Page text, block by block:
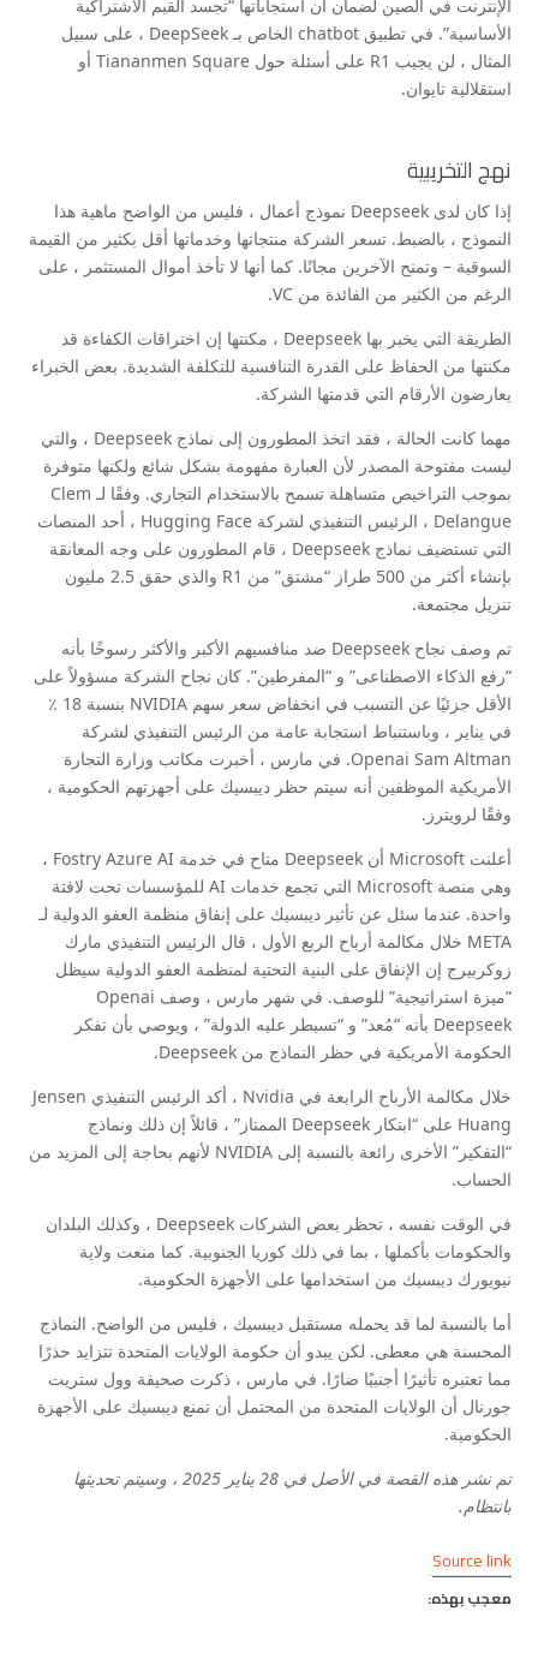
الإنترنت في الصين لضمان أن استجاباتها “تجسد القيم الاشتراكية
الأساسية”. في تطبيق chatbot الخاص بـ DeepSeek ، على سبيل
المثال ، لن يجيب R1 على أسئلة حول Tiananmen Square أو
استقلالية تايوان.
نهج التخريبية
إذا كان لدى Deepseek نموذج أعمال ، فليس من الواضح ماهية هذا
النموذج ، بالضبط. تسعر الشركة منتجاتها وخدماتها أقل بكثير من القيمة
السوقية – وتمنح الآخرين مجانًا. كما أنها لا تأخذ أموال المستثمر ، على
الرغم من الكثير من الفائدة من VC.
الطريقة التي يخبر بها Deepseek ، مكنتها إن اختراقات الكفاءة قد
مكنتها من الحفاظ على القدرة التنافسية للتكلفة الشديدة. بعض الخبراء
يعارضون الأرقام التي قدمتها الشركة.
مهما كانت الحالة ، فقد اتخذ المطورون إلى نماذج Deepseek ، والتي
ليست مفتوحة المصدر لأن العبارة مفهومة بشكل شائع ولكنها متوفرة
بموجب التراخيص متساهلة تسمح بالاستخدام التجاري. وفقًا لـ Clem
Delangue ، الرئيس التنفيذي لشركة Hugging Face ، أحد المنصات
التي تستضيف نماذج Deepseek ، قام المطورون على وجه المعانقة
بإنشاء أكثر من 500 طراز “مشتق” من R1 والذي حقق 2.5 مليون
تنزيل مجتمعة.
تم وصف نجاح Deepseek ضد منافسيهم الأكبر والأكثر رسوخًا بأنه
“رفع الذكاء الاصطناعى” و “المفرطين”. كان نجاح الشركة مسؤولاً على
الأقل جزئيًا عن التسبب في انخفاض سعر سهم NVIDIA بنسبة 18 ٪
في يناير ، وباستنباط استجابة عامة من الرئيس التنفيذي لشركة
Openai Sam Altman. في مارس ، أخبرت مكاتب وزارة التجارة
الأمريكية الموظفين أنه سيتم حظر ديبسيك على أجهزتهم الحكومية ،
وفقًا لرويترز.
أعلنت Microsoft أن Deepseek متاح في خدمة Fostry Azure AI ،
وهي منصة Microsoft التي تجمع خدمات AI للمؤسسات تحت لافتة
واحدة. عندما سئل عن تأثير ديبسيك على إنفاق منظمة العفو الدولية لـ
META خلال مكالمة أرباح الربع الأول ، قال الرئيس التنفيذي مارك
زوكربيرج إن الإنفاق على البنية التحتية لمنظمة العفو الدولية سيظل
“ميزة استراتيجية” للوصف. في شهر مارس ، وصف Openai
Deepseek بأنه “مُعد” و “تسيطر عليه الدولة” ، ويوصي بأن تفكر
الحكومة الأمريكية في حظر النماذج من Deepseek.
خلال مكالمة الأرباح الرابعة في Nvidia ، أكد الرئيس التنفيذي Jensen
Huang على “ابتكار Deepseek الممتاز” ، قائلاً إن ذلك ونماذج
“التفكير” الأخرى رائعة بالنسبة إلى NVIDIA لأنهم بحاجة إلى المزيد من
الحساب.
في الوقت نفسه ، تحظر بعض الشركات Deepseek ، وكذلك البلدان
والحكومات بأكملها ، بما في ذلك كوريا الجنوبية. كما منعت ولاية
نيويورك ديبسيك من استخدامها على الأجهزة الحكومية.
أما بالنسبة لما قد يحمله مستقبل ديبسيك ، فليس من الواضح. النماذج
المحسنة هي معطى. لكن يبدو أن حكومة الولايات المتحدة تتزايد حذرًا
مما تعتبره تأثيرًا أجنبيًا ضارًا. في مارس ، ذكرت صحيفة وول ستريت
جورنال أن الولايات المتحدة من المحتمل أن تمنع ديبسيك على الأجهزة
الحكومية.
تم نشر هذه القصة في الأصل في 28 يناير 2025 ، وسيتم تحديثها
بانتظام.
Source link
معجب بهذه: